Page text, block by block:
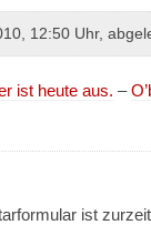
12:50 Uhr,
ist heute aus. –
ist